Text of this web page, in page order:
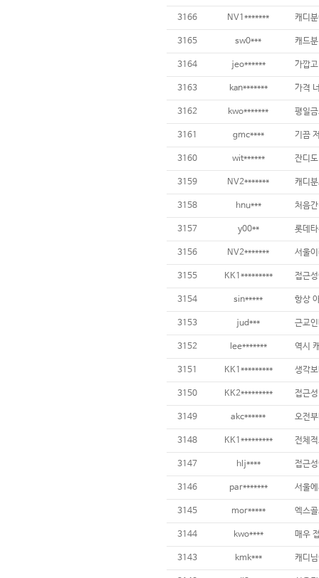
3166 NV1*******
3165 sw0***
3164 jeo******
3163 kan*******
3162 kwo*******
3161 gmc****
3160 wit******
3159 NV2*******
3158 hnu***
3157 y00**
3156 NV2*******
3155 KK1*********
3154 sin*****
3153 jud***
3152 lee******* 역시
3151 KK1*********
3150 KK2*********
3149 akc******
3148 KK1*********
3147 hlj**** 접근
3146 par*******
3145 mor*****
3144 kwo****
3143 kmk***